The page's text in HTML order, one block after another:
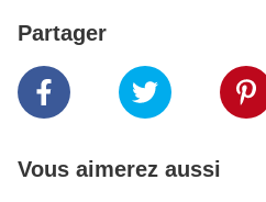
Partager
Vous aimerez aussi